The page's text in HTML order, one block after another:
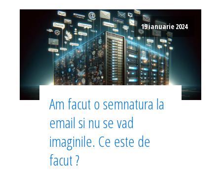
19 ianuarie 2024
Am facut o semnatura la
email si nu se vad
imaginile. Ce este de
facut ?